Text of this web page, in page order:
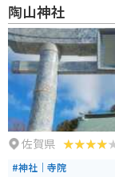
陶山神社
佐賀県
#神社｜寺院